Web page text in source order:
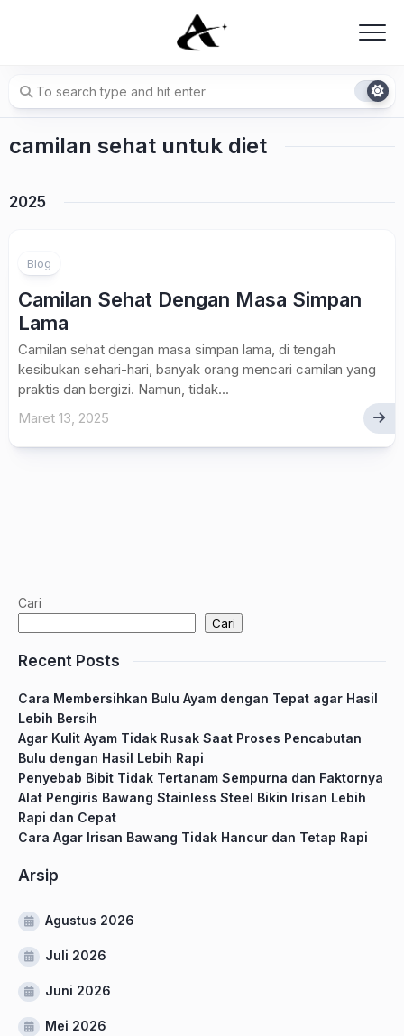
camilan sehat untuk diet
2025
Blog
Camilan Sehat Dengan Masa Simpan
Lama
Camilan sehat dengan masa simpan lama, di tengah
kesibukan sehari-hari, banyak orang mencari camilan yang
praktis dan bergizi. Namun, tidak...
Maret 13, 2025
Cari
Cari
Recent Posts
Cara Membersihkan Bulu Ayam dengan Tepat agar Hasil
Lebih Bersih
Agar Kulit Ayam Tidak Rusak Saat Proses Pencabutan
Bulu dengan Hasil Lebih Rapi
Penyebab Bibit Tidak Tertanam Sempurna dan Faktornya
Alat Pengiris Bawang Stainless Steel Bikin Irisan Lebih
Rapi dan Cepat
Cara Agar Irisan Bawang Tidak Hancur dan Tetap Rapi
Arsip
Agustus 2026
Juli 2026
Juni 2026
Mei 2026